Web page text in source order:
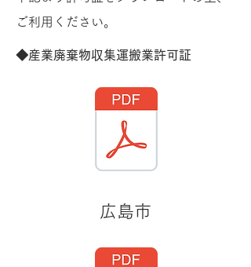
ご利用ください。
◆産業廃棄物収集運搬業許可証
広島市